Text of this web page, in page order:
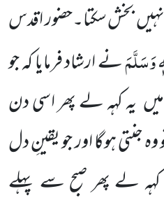
نہیںبخش سکتا۔حضور اقدس
وَسَلَّمَنے ارشاد فرمایا کہ جو
یہ کہہ لےپھر اسی دن
ہوگا اور جو یقینِ دل
کہہ لے پھر صبح سے پہلے